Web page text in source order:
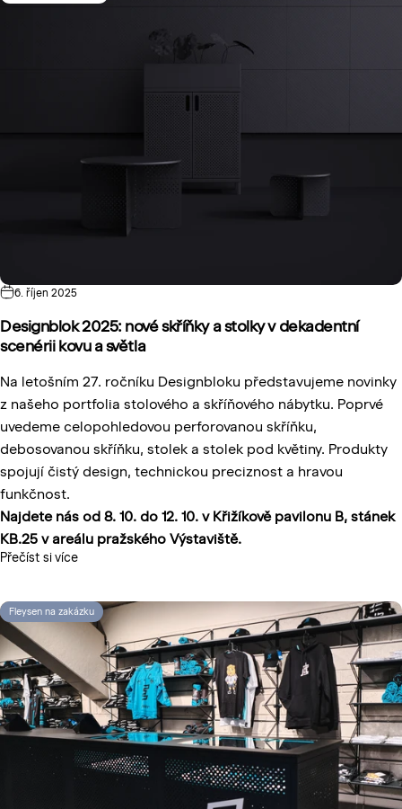
6. říjen 2025
Designblok 2025: nové skříňky a stolky v dekadentní
scenérii kovu a světla
Na letošním 27. ročníku Designbloku představujeme novinky
z našeho portfolia stolového a skříňového nábytku. Poprvé
uvedeme celopohledovou perforovanou skříňku,
debosovanou skříňku, stolek a stolek pod květiny. Produkty
spojují čistý design, technickou preciznost a hravou
funkčnost.
Najdete nás od 8. 10. do 12. 10. v Křižíkově pavilonu B, stánek
KB.25 v areálu pražského Výstaviště.
Přečíst si více
Fleysen na zakázku